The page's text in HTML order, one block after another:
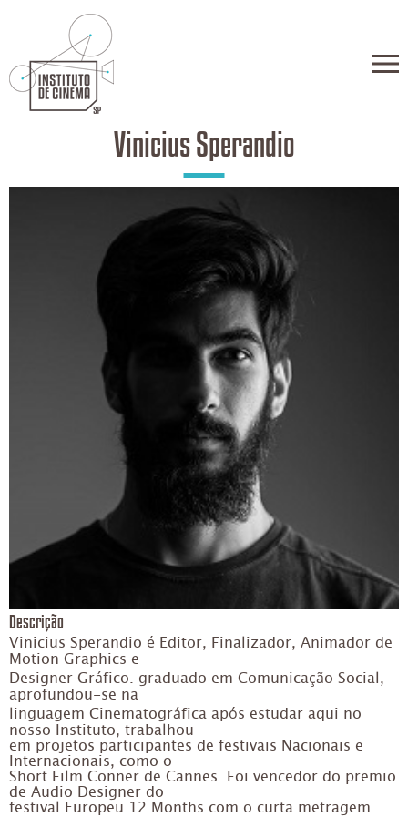
Vinicius Sperandio
Descrição
Vinicius Sperandio é Editor, Finalizador, Animador de
Motion Graphics e
Designer Gráfico. graduado em Comunicação Social,
aprofundou-se na
linguagem Cinematográfica após estudar aqui no
nosso Instituto, trabalhou
em projetos participantes de festivais Nacionais e
Internacionais, como o
Short Film Conner de Cannes. Foi vencedor do premio
de Audio Designer do
festival Europeu 12 Months com o curta metragem